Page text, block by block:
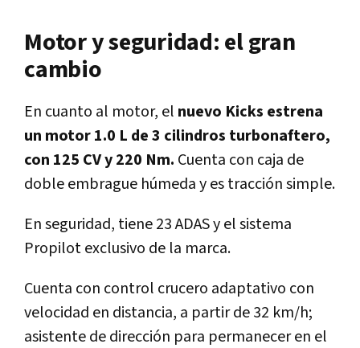
Motor y seguridad: el gran
cambio
En cuanto al motor, el nuevo Kicks estrena
un motor 1.0 L de 3 cilindros turbonaftero,
con 125 CV y 220 Nm. Cuenta con caja de
doble embrague húmeda y es tracción simple.
En seguridad, tiene 23 ADAS y el sistema
Propilot exclusivo de la marca.
Cuenta con control crucero adaptativo con
velocidad en distancia, a partir de 32 km/h;
asistente de dirección para permanecer en el